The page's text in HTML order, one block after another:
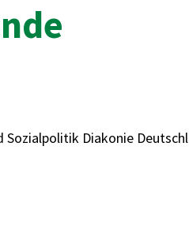
Sozialpolitik Diakonie